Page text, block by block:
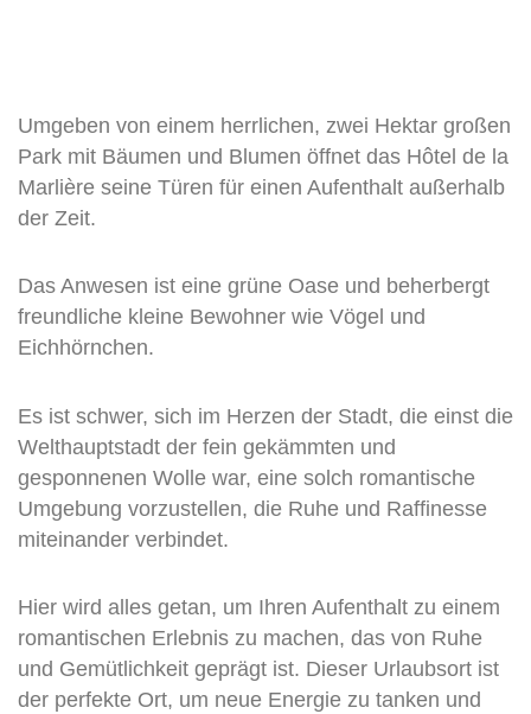
Umgeben von einem herrlichen, zwei Hektar großen
Park mit Bäumen und Blumen öffnet das Hôtel de la
Marlière seine Türen für einen Aufenthalt außerhalb
der Zeit.
Das Anwesen ist eine grüne Oase und beherbergt
freundliche kleine Bewohner wie Vögel und
Eichhörnchen.
Es ist schwer, sich im Herzen der Stadt, die einst die
Welthauptstadt der fein gekämmten und
gesponnenen Wolle war, eine solch romantische
Umgebung vorzustellen, die Ruhe und Raffinesse
miteinander verbindet.
Hier wird alles getan, um Ihren Aufenthalt zu einem
romantischen Erlebnis zu machen, das von Ruhe
und Gemütlichkeit geprägt ist. Dieser Urlaubsort ist
der perfekte Ort, um neue Energie zu tanken und